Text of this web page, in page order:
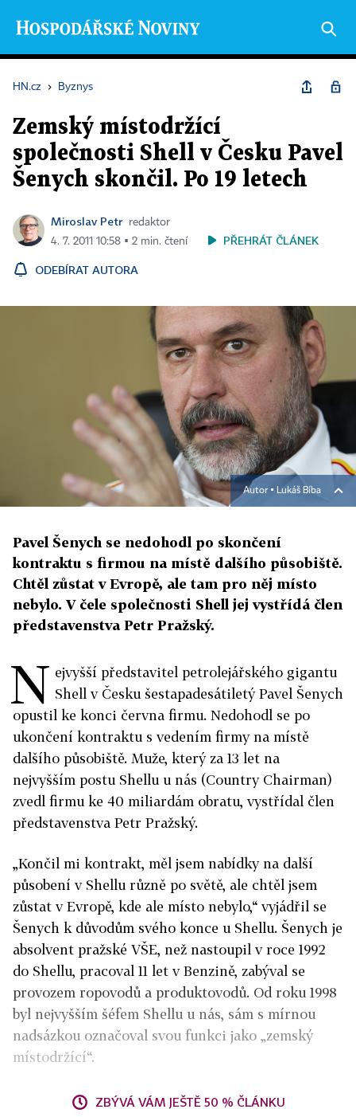
HN.cz › Byznys
Zemský místodržící
společnosti Shell v Česku Pavel
Šenych skončil. Po 19 letech
Miroslav Petr
redaktor
4. 7. 2011 10:58 ▪ 2 min. čtení
PŘEHRÁT ČLÁNEK
ODEBÍRAT AUTORA
Autor ▪ Lukáš Bíba
Pavel Šenych se nedohodl po skončení
kontraktu s firmou na místě dalšího působiště.
Chtěl zůstat v Evropě, ale tam pro něj místo
nebylo. V čele společnosti Shell jej vystřídá člen
představenstva Petr Pražský.
N ejvyšší představitel petrolejářského gigantu
Shell v Česku šestapadesátiletý Pavel Šenych
opustil ke konci června firmu. Nedohodl se po
ukončení kontraktu s vedením firmy na místě
dalšího působiště. Muže, který za 13 let na
nejvyšším postu Shellu u nás (Country Chairman)
zvedl firmu ke 40 miliardám obratu, vystřídal člen
představenstva Petr Pražský.
„Končil mi kontrakt, měl jsem nabídky na další
působení v Shellu různě po světě, ale chtěl jsem
zůstat v Evropě, kde ale místo nebylo,“ vyjádřil se
Šenych k důvodům svého konce u Shellu. Šenych je
absolvent pražské VŠE, než nastoupil v roce 1992
do Shellu, pracoval 11 let v Benzině, zabýval se
provozem ropovodů a produktovodů. Od roku 1998
byl nejvyšším šéfem Shellu u nás, sám s mírnou
nadsázkou označoval svou funkci jako „zemský
místodržící“.
ZBÝVÁ VÁM JEŠTĚ 50 % ČLÁNKU